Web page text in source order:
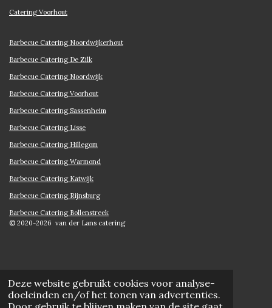
Deze website gebruikt cookies voor analyse-
doeleinden en/of het tonen van advertenties.
Catering Voorhout
Barbecue Catering Noordwijkerhout
Barbecue Catering De Zilk
Barbecue Catering Noordwijk
Barbecue Catering Voorhout
Barbecue Catering Sassenheim
Barbecue Catering Lisse
Barbecue Catering Hillegom
Barbecue Catering Warmond
Barbecue Catering Katwijk
Barbecue Catering Rijnsburg
Barbecue Catering Bollenstreek
© 2020-2026 van der Lans catering